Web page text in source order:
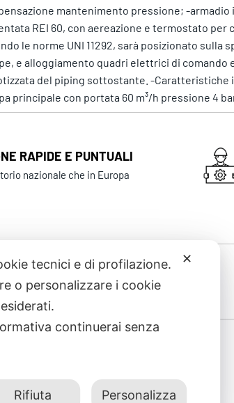
mantenimento pressione; -
REI 60, con aereazione e termostato
le norme UNI 11292, sarà posizionato
e alloggiamento quadri elettrici di
del piping sottostante. -Caratteristiche
principale con portata 60 m³/h pressione 4
RAPIDE E PUNTUALI
nazionale che in Europa
correlati
✕
tecnici e di profilazione.
o personalizzare i cookie
continuerai senza
Rifiuta Personalizza